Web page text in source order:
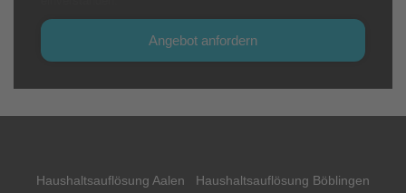
Angebot anfordern
Haushaltsauflösung Aalen
Haushaltsauflösung Böblingen